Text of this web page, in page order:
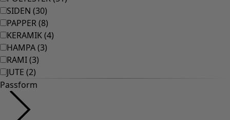
Shoppa stilen
Klassisk och allmoge inredning